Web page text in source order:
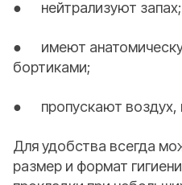
● нейтрализуют запах;
● имеют
бортиками;
● пропускают воздух,
Для удобства всегда
размер и формат